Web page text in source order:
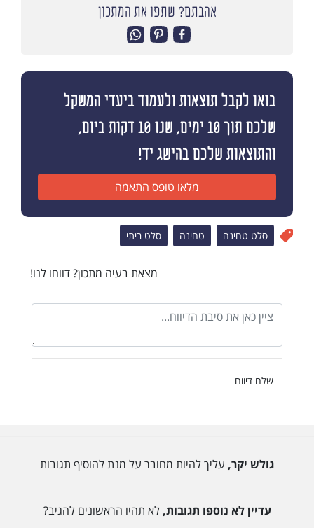
אהבתם? שתפו את המתכון
בואו לקבל תוצאות ולעמוד ביעדי המשקל
שלכם תוך 10 ימים, שנו 10 דקות ביום,
והתוצאות שלכם בהישג יד!
מלאו טופס התאמה
סלט טחינה טחינה סלט ביתי
מצאת בעיה מתכון? דווחו לנו!
שלח דיווח
גולש יקר, עליך להיות מחובר על מנת להוסיף תגובות
עדיין לא נוספו תגובות,לא תהיו הראשונים להגיב?